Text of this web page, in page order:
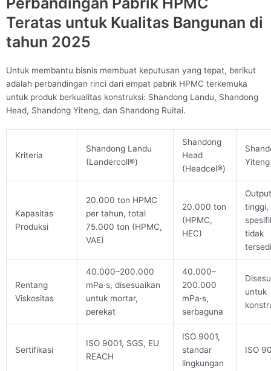
Teratas untuk Kualitas Bangunan di
tahun 2025
Untuk membantu bisnis membuat keputusan yang tepat, berikut
adalah perbandingan rinci dari empat pabrik HPMC terkemuka
untuk produk berkualitas konstruksi: Shandong Landu, Shandong
Head, Shandong Yiteng, dan Shandong Ruitai.
Kriteria
Shandong Landu
(Landercoll®)
Shandong
Head
(Headcel®)
Yiteng
Kapasitas
Produksi
20.000 ton HPMC
per tahun, total
75.000 ton (HPMC,
VAE)
20.000 ton
(HPMC,
HEC)
Output
tinggi,
tidak
Rentang
Viskositas
40.000–200.000
mPa·s, disesuaikan
untuk mortar,
perekat
40.000–
200.000
mPa·s,
serbaguna
untuk
Sertifikasi
ISO 9001, SGS, EU
REACH
ISO 9001,
standar
lingkungan
ISO